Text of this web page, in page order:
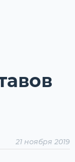
21 ноября 2019